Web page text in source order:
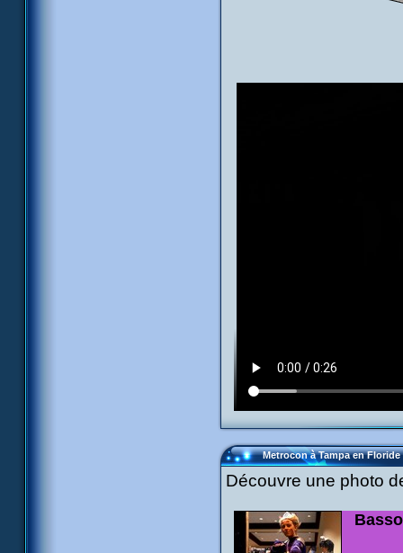
Metrocon à Tampa en Floride
Découvre une photo